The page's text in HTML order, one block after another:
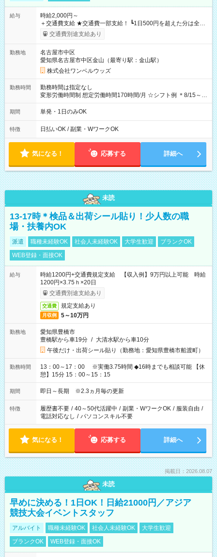
給与
時給2,000円～
＋交通費支給 ★交通費一部支給！ ┗1日500円を超えた分は全額
支給！ ※往復500円以内の方は自己負担となります ★日払い
OK！（規定あり） ┗働いたその日に現金GET♪ お仕事後はコン
期間なし
交通費別途支給あり
勤務地
名古屋市中区
愛知県名古屋市中区金山（最寄り駅：金山駅）
株式会社ワンベルウッズ
勤務時間
勤務時間は指定なし
変形労働時間制 想定労働時間170時間/月 ☆シフト例 ＊8/15～
10/26 全日共通 08：00～12：00 17：00～21：00 ＊8/31
～9/19のみ下記シフトもあります！ 12：00～16：00 ＊9/6～
00
期間 単発・1日のみOK
特徴 日払いOK / 副業・WワークOK
気になる！ 応募する 詳細へ
未読
13-17時＊検品＆出荷シール貼り！少人数の職
場・扶養内OK
派遣 職種未経験OK 社会人未経験OK 大学生歓迎
ブランクOK
WEB登録・面接OK
給与
時給1200円+交通費規定支給 【収入例】9万円以上可能 時給
1200円×3.75ｈ×20日
交通費別途支給あり
交通費 規定支給あり
月収例 5～10万円
勤務地
愛知県豊橋市
豊橋駅から車19分 / 大清水駅から車10分
午後だけ・出荷シール貼り（勤務地：愛知県豊橋市船渡町）
勤務時間
13：00～17：00 ※実働3.75時間 ◆16時までも相談可能 【休
憩】15分 15：00～15：15
期間 即日～長期 ※2.3ヵ月毎の更新
特徴 履歴書不要 / 40～50代活躍中 / 副業・WワークOK / 服装自由 /
電話対応なし / パソコンスキル不要
気になる！ 応募する 詳細へ
掲載日：2026.08.07
未読
早めに決める！1日OK！日給21000円／アジア
競技大会イベントスタッフ
アルバイト 職種未経験OK 社会人未経験OK
大学生歓迎
ブランクOK
WEB登録・面接OK